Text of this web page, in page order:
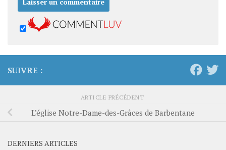
SUIVRE :
ARTICLE PRÉCÉDENT
L’église Notre-Dame-des-Grâces de Barbentane
DERNIERS ARTICLES